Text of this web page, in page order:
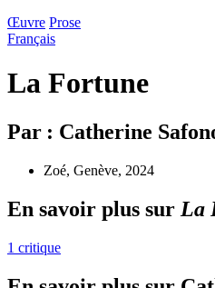
Œuvre Prose
Français
La Fortune
Par : Catherine
Zoé, Genève, 2024
En savoir plus sur La
1 critique